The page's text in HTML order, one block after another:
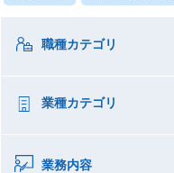
職種カテゴリ
業種カテゴリ
業務内容